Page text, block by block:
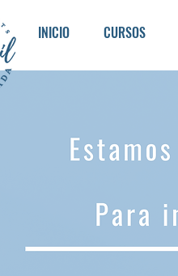
INICIO CURSOS